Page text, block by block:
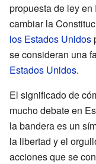
propuesta de ley
cambiar la
los Estados Unidos
se consideran una
Estados Unidos.
El significado de
mucho debate en
la bandera es un
la libertad y el
acciones que se